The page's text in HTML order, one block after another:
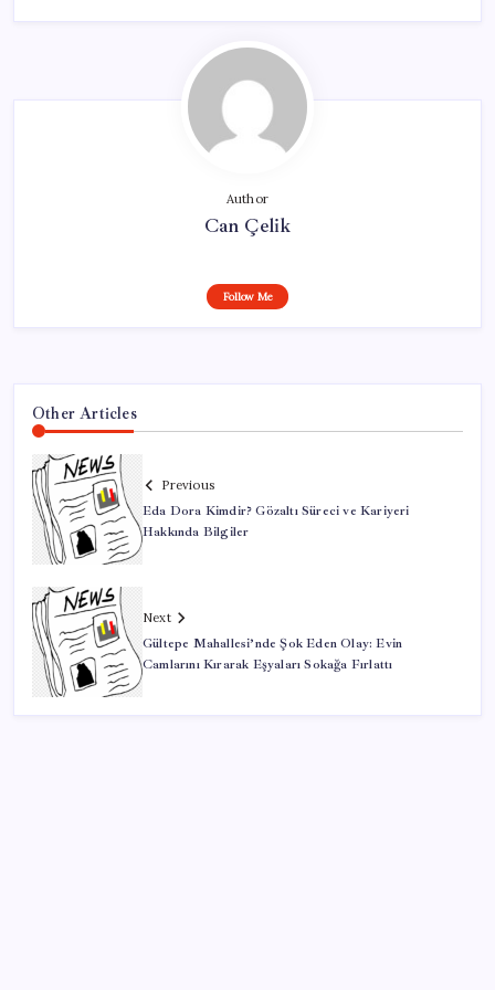
Author
Can Çelik
Follow Me
Other Articles
Previous
Eda Dora Kimdir? Gözaltı Süreci ve Kariyeri
Hakkında Bilgiler
Next
Gültepe Mahallesi’nde Şok Eden Olay: Evin
Camlarını Kırarak Eşyaları Sokağa Fırlattı